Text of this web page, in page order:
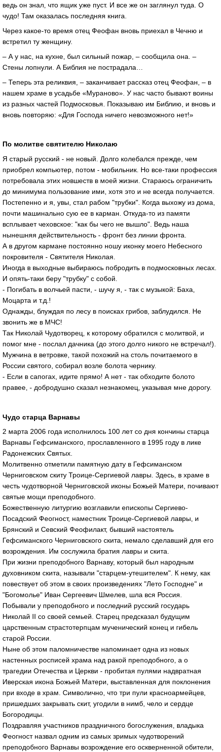
ведь он знал, что ящик уже пуст. И все же он заглянул туда. О
чудо! Там оказалась последняя книга.
Через какое-то время отец Феофан вновь приехал в Чечню и
встретил ту женщину.
– А у нас, на кухне, был сильный пожар, – сообщила она. –
Стены лопнули. А Библия не пострадала…
– Теперь эта реликвия, – заканчивает рассказ отец Феофан, – в
нашем храме в усадьбе «Мураново». У нас часто бывают воины
из разных частей Подмосковья. Показываю им Библию, и вновь и
вновь повторяю: «Для Господа ничего невозможного нет!»
По молитве святителю Николаю
Я старый русский - не новый. Долго колебался прежде, чем
приобрел компьютер, потом - мобильник. Но все-таки профессия
потребовала этих новшеств в моей жизни. Стараюсь ограничить
до минимума пользование ими, хотя это и не всегда получается.
Постепенно и я, увы, стал рабом "трубки". Когда выхожу из дома,
почти машинально сую ее в карман. Откуда-то из памяти
всплывает чеховское: "как бы чего не вышло". Ведь наша
нынешняя действительность - фронт без линии фронта.
А в другом кармане постоянно ношу иконку моего Небесного
покровителя - Святителя Николая.
Иногда в выходные выбираюсь побродить в подмосковных лесах.
И опять-таки беру "трубку" с собой.
- Погибать в волчьей пасти, - шучу я, - так с музыкой: Баха,
Моцарта и т.д.!
Однажды, блуждая по лесу в поисках грибов, заблудился. Не
звонить же в МЧС!
Так Николай Чудотворец, к которому обратился с молитвой, и
помог мне - послал дачника (до этого долго никого не встречал!).
Мужчина в ветровке, такой похожий на столь почитаемого в
России святого, собирал возле болота чернику.
- Если в сапогах, идите прямо! А нет - так обходите болото
правее, - добродушно сказал незнакомец, указывая мне дорогу.
Чудо старца Варнавы
2 марта 2006 года исполнилось 100 лет со дня кончины старца
Варнавы Гефсиманского, прославленного в 1995 году в лике
Радонежских Святых.
Молитвенно отметили памятную дату в Гефсиманском
Черниговском скиту Троице-Сергиевой лавры. Здесь, в храме в
честь чудотворной Черниговской иконы Божьей Матери, почивают
святые мощи преподобного.
Божественную литургию возглавили епископы Сергиево-
Посадский Феогност, наместник Троице-Сергиевой лавры, и
Брянский и Севский Феофилакт, бывший настоятель
Гефсиманского Черниговского скита, немало сделавший для его
возрождения. Им сослужила братия лавры и скита.
При жизни преподобного Варнаву, который был народным
духовником скита, называли "старцем-утешителем". К нему, как
повествует об этом в своих произведениях "Лето Господне" и
"Богомолье" Иван Сергеевич Шмелев, шла вся Россия.
Побывали у преподобного и последний русский государь
Николай II со своей семьей. Старец предсказал будущим
царственным страстотерпцам мученический конец и гибель
старой России.
Ныне об этом паломничестве напоминает одна из новых
настенных росписей храма над ракой преподобного, а о
трагедии Отечества и Церкви - пробитая пулями надвратная
Иверская икона Божьей Матери, выставленная для поклонения
при входе в храм. Символично, что три пули красноармейцев,
пришедших закрывать скит, угодили в нимб, чело и сердце
Богородицы.
Поздравляя участников праздничного богослужения, владыка
Феогност назвал одним из самых зримых чудотворений
преподобного Варнавы возрождение его оскверненной обители,